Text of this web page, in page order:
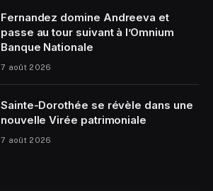
Fernandez domine Andreeva et
passe au tour suivant à l’Omnium
Banque Nationale
7 août 2026
Sainte-Dorothée se révèle dans une
nouvelle Virée patrimoniale
7 août 2026